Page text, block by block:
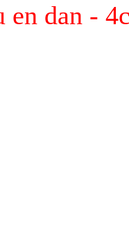
en dan -